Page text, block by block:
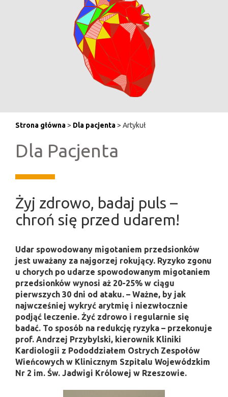
Strona główna> Dla pacjenta> Artykuł
Dla Pacjenta
Żyj zdrowo, badaj puls –
chroń się przed udarem!
Udar spowodowany migotaniem przedsionków
jest uważany za najgorzej rokujący. Ryzyko zgonu
u chorych po udarze spowodowanym migotaniem
przedsionków wynosi aż 20-25% w ciągu
pierwszych 30 dni od ataku. – Ważne, by jak
najwcześniej wykryć arytmię i niezwłocznie
podjąć leczenie. Żyć zdrowo i regularnie się
badać. To sposób na redukcję ryzyka – przekonuje
prof. Andrzej Przybylski, kierownik Kliniki
Kardiologii z Pododdziałem Ostrych Zespołów
Wieńcowych w Klinicznym Szpitalu Wojewódzkim
Nr 2 im. Św. Jadwigi Królowej w Rzeszowie.